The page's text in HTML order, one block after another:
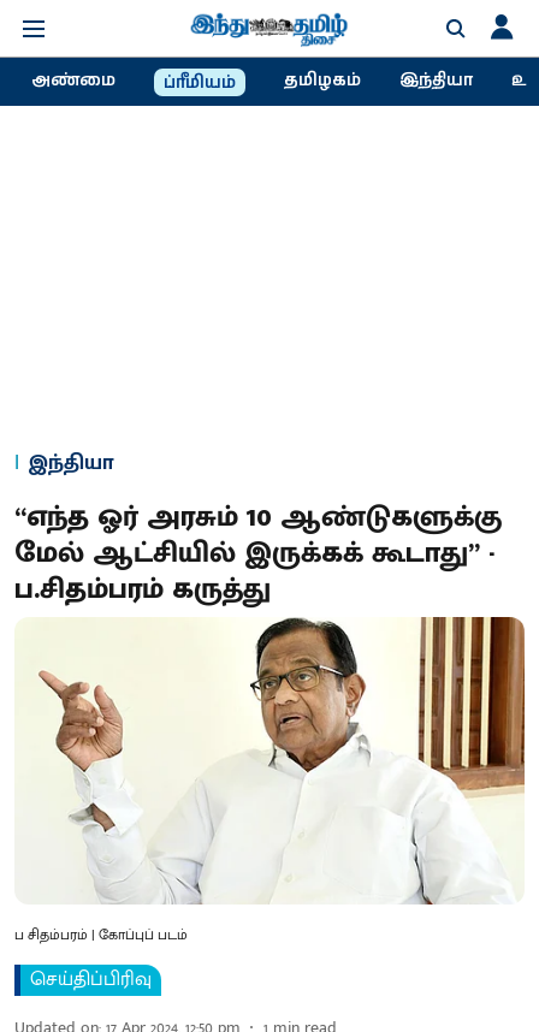
அண்மை ப்ரீமியம் தமிழகம் இந்தியா
இந்தியா
“எந்த ஓர் அரசும் 10 ஆண்டுகளுக்கு
மேல் ஆட்சியில் இருக்கக் கூடாது” -
ப.சிதம்பரம் கருத்து
ப சிதம்பரம் | கோப்புப் படம்
செய்திப்பிரிவு